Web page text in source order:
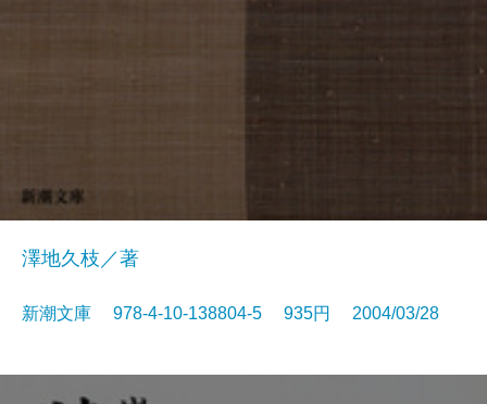
澤地久枝／著
新潮文庫 978-4-10-138804-5 935円 2004/03/28